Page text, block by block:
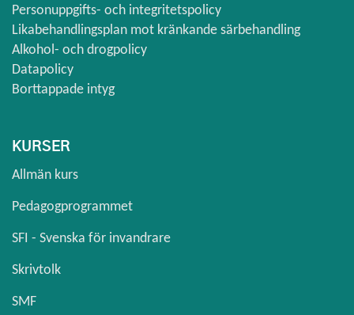
Personuppgifts- och integritetspolicy
Likabehandlingsplan mot kränkande särbehandling
Alkohol- och drogpolicy
Datapolicy
Borttappade intyg
KURSER
Allmän kurs
Pedagogprogrammet
SFI - Svenska för invandrare
Skrivtolk
SMF